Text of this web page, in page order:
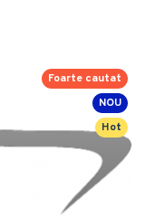
NOU
Hot
Foarte cautat